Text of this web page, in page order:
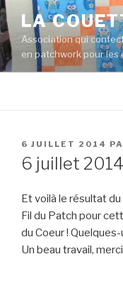
Aller
au
contenu
principal
LA
Association qui
en patchwork pour
PUBLIÉ
LE
6 JUILLET 2014
6 juillet 2014
Et voilà le résultat
Fil du Patch pour
du Coeur !
Un beau travail,